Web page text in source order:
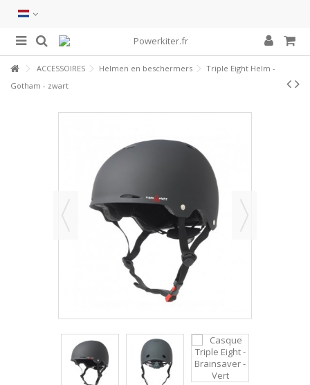
ACCESSOIRES Helmen en beschermers
Triple Eight Helm -
Gotham - zwart